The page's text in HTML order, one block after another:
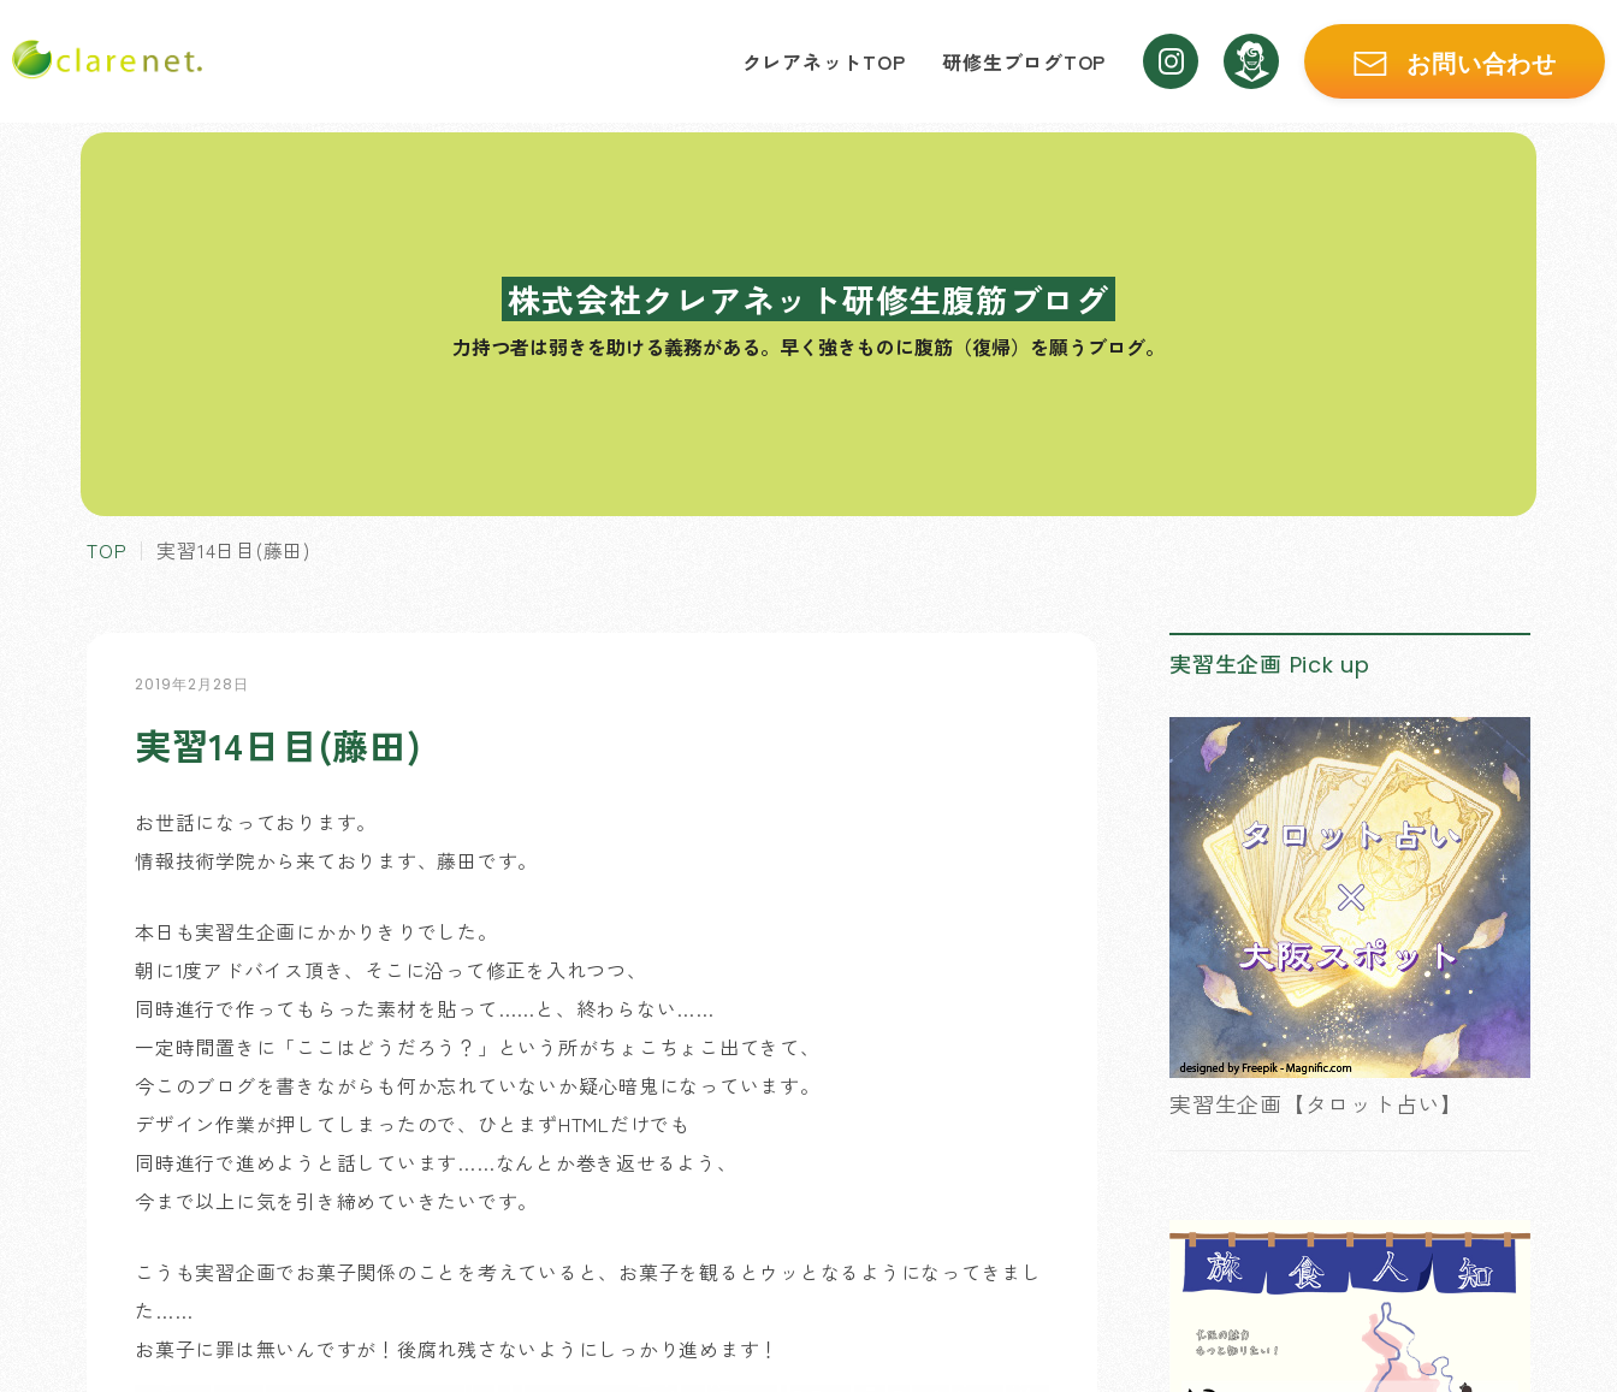
クレアネットTOP 研修生ブログTOP お問い合わせ
株式会社クレアネット研修生腹筋ブログ
力持つ者は弱きを助ける義務がある。 早く強きものに腹筋（復帰）を願うブログ。
TOP 実習14日目(藤田)
2019年2月28日
実習14日目(藤田)
お世話になっております。
情報技術学院から来ております、藤田です。
本日も実習生企画にかかりきりでした。
朝に1度アドバイス頂き、そこに沿って修正を入れつつ、
同時進行で作ってもらった素材を貼って……と、終わらない……
一定時間置きに「ここはどうだろう？」という所がちょこちょこ出てきて、
今このブログを書きながらも何か忘れていないか疑心暗鬼になっています。
デザイン作業が押してしまったので、ひとまずHTMLだけでも
同時進行で進めようと話しています……なんとか巻き返せるよう、
今まで以上に気を引き締めていきたいです。
こうも実習企画でお菓子関係のことを考えていると、お菓子を観るとウッとなるようになってきまし
た……
お菓子に罪は無いんですが！後腐れ残さないようにしっかり進めます！
実習生企画 Pick up
実習生企画【タロット占い】